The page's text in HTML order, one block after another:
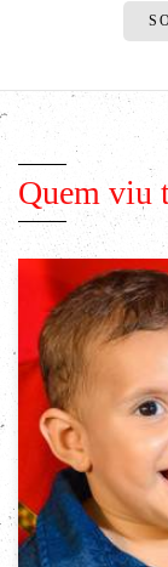
Quem viu